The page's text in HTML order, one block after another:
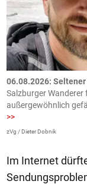
06.08.2026:
Salzburger
außergewöhnlich
>>
zVg / Dieter Dobnik
Im Internet